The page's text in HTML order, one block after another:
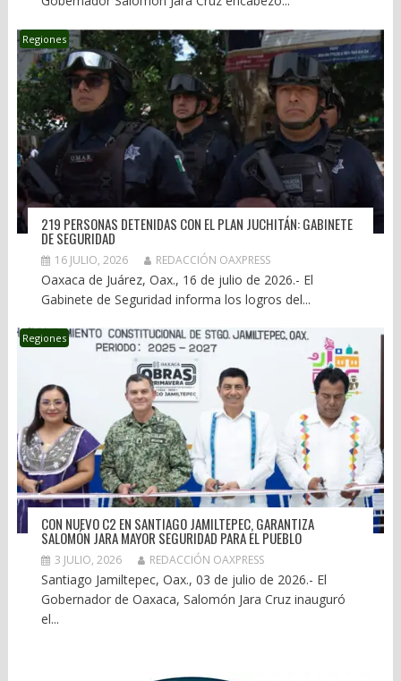
Regiones
219 PERSONAS DETENIDAS CON EL PLAN JUCHITÁN: GABINETE
DE SEGURIDAD
16 JULIO, 2026 REDACCIÓN OAXPRESS
Oaxaca de Juárez, Oax., 16 de julio de 2026.- El
Gabinete de Seguridad informa los logros del...
Regiones
CON NUEVO C2 EN SANTIAGO JAMILTEPEC, GARANTIZA
SALOMÓN JARA MAYOR SEGURIDAD PARA EL PUEBLO
3 JULIO, 2026 REDACCIÓN OAXPRESS
Santiago Jamiltepec, Oax., 03 de julio de 2026.- El
Gobernador de Oaxaca, Salomón Jara Cruz inauguró
el...